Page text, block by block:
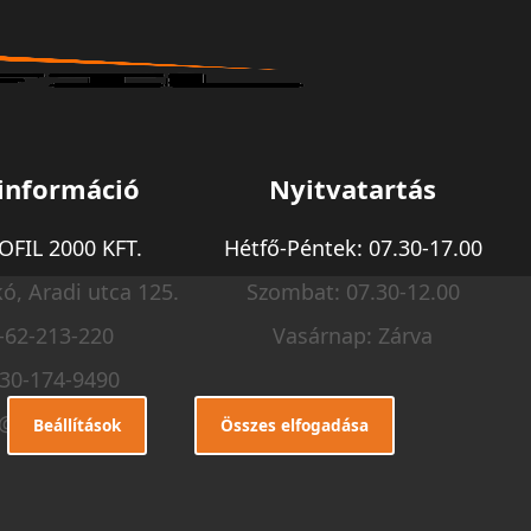
2000 KFT.
Aradi utca 125.
213-220
174-9490
profil.hu
Nyitvatartás
Hétfő-Péntek: 07.30-17.00
Szombat: 07.30-12.00
Vasárnap: Zárva
Beállítások Összes elfogadása